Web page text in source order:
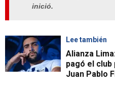
inició.
Lee también
Alianza
pagó el club
Juan Pablo